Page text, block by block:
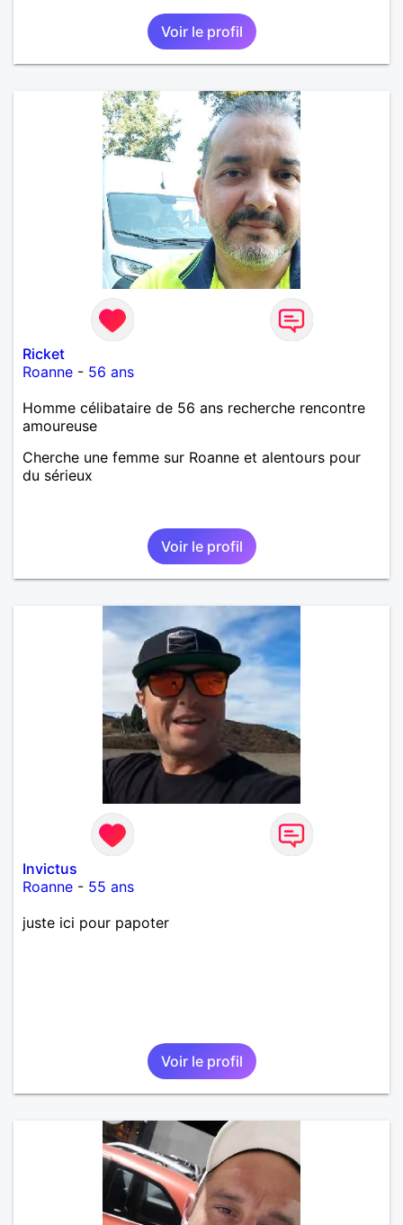
Voir le profil
Ricket
Roanne - 56 ans
Homme célibataire de 56 ans recherche rencontre
amoureuse
Cherche une femme sur Roanne et alentours pour
du sérieux
Voir le profil
Invictus
Roanne - 55 ans
juste ici pour papoter
Voir le profil